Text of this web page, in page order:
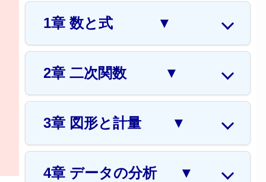
1章 数と式 ▼
2章 二次関数 ▼
3章 図形と計量 ▼
4章 データの分析 ▼